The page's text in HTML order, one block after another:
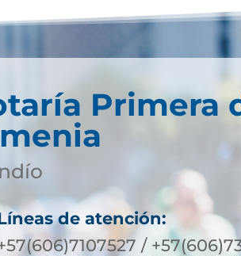
Primera
de atención:
/